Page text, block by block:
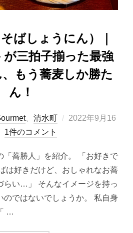
ばしょうにん）｜
が三拍子揃った最強
もう蕎麦しか勝た
ん！
、 清水町
投
2022年9月16
1件のコメント
「蕎勝人」を紹介。 「お好きで
は好きだけど、おしゃれなお蕎
らい…」 そんなイメージを持っ
のではないでしょうか。 私自身
…